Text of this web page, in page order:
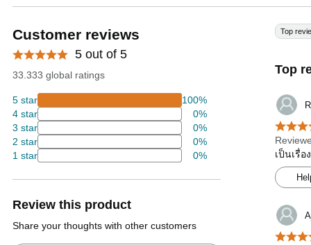
Customer reviews
5 out of 5
33.333 global ratings
5 star
100%
4 star
0%
3 star
0%
2 star
0%
1 star
0%
Review this product
Share your thoughts with other customers
Top
Top
เป็นเรื่